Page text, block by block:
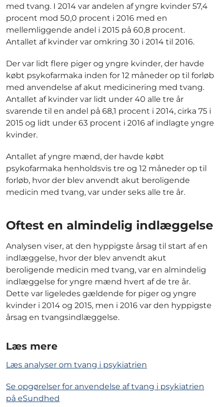
med tvang. I 2014 var andelen af yngre kvinder 57,4
procent mod 50,0 procent i 2016 med en
mellemliggende andel i 2015 på 60,8 procent.
Antallet af kvinder var omkring 30 i 2014 til 2016.
Der var lidt flere piger og yngre kvinder, der havde
købt psykofarmaka inden for 12 måneder op til forløb
med anvendelse af akut medicinering med tvang.
Antallet af kvinder var lidt under 40 alle tre år
svarende til en andel på 68,1 procent i 2014, cirka 75 i
2015 og lidt under 63 procent i 2016 af indlagte yngre
kvinder.
Antallet af yngre mænd, der havde købt
psykofarmaka henholdsvis tre og 12 måneder op til
forløb, hvor der blev anvendt akut beroligende
medicin med tvang, var under seks alle tre år.
Oftest en almindelig indlæggelse
Analysen viser, at den hyppigste årsag til start af en
indlæggelse, hvor der blev anvendt akut
beroligende medicin med tvang, var en almindelig
indlæggelse for yngre mænd hvert af de tre år.
Dette var ligeledes gældende for piger og yngre
kvinder i 2014 og 2015, men i 2016 var den hyppigste
årsag en tvangsindlæggelse.
Læs mere
Læs analyser om tvang i psykiatrien
Se opgørelser for anvendelse af tvang i psykiatrien
på eSundhed